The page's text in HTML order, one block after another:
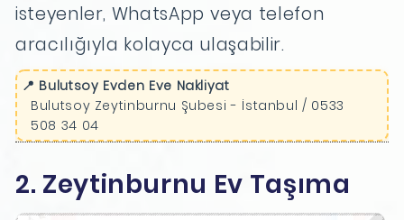
isteyenler, WhatsApp veya telefon
aracılığıyla kolayca ulaşabilir.
📍 Bulutsoy Evden Eve Nakliyat
Bulutsoy Zeytinburnu Şubesi - İstanbul / 0533
508 34 04
2. Zeytinburnu Ev Taşıma